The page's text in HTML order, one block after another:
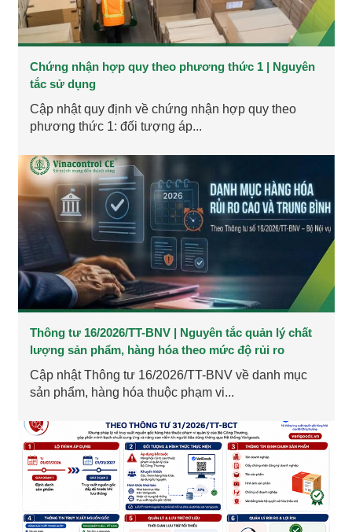
Chứng nhận hợp quy theo phương thức 1 | Nguyên
tắc sử dụng
Cập nhật quy định về chứng nhận hợp quy theo
phương thức 1: đối tượng áp...
Thông tư 16/2026/TT-BNV | Nguyên tắc quản lý chất
lượng sản phẩm, hàng hóa theo mức độ rủi ro
Cập nhật Thông tư 16/2026/TT-BNV về danh mục
sản phẩm, hàng hóa thuộc phạm vi...